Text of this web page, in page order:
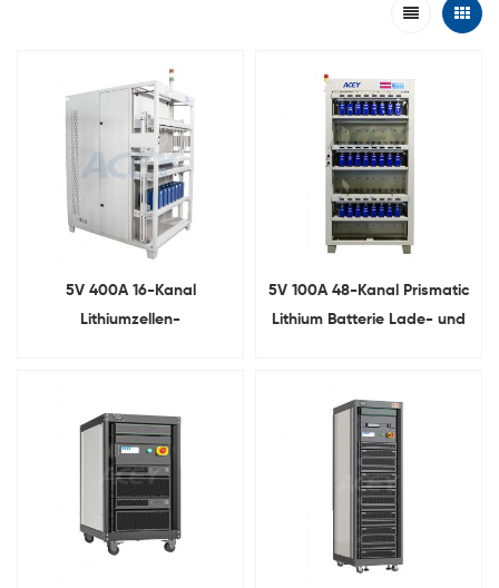
5V 400A 16-Kanal
Lithiumzellen-
5V 100A 48-Kanal Prismatic
Lithium Batterie Lade- und